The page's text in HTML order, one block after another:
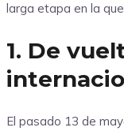
larga etapa en la
1. De
El pasado 13 de